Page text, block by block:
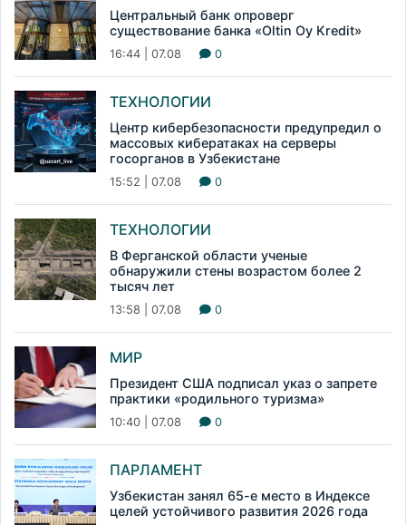
Центральный банк опроверг
существование банка «Oltin Oy Kredit»
16:44 | 07.08 0
ТЕХНОЛОГИИ
Центр кибербезопасности предупредил о
массовых кибератаках на серверы
госорганов в Узбекистане
15:52 | 07.08 0
ТЕХНОЛОГИИ
В Ферганской области ученые
обнаружили стены возрастом более 2
тысяч лет
13:58 | 07.08 0
МИР
Президент США подписал указ о запрете
практики «родильного туризма»
10:40 | 07.08 0
ПАРЛАМЕНТ
Узбекистан занял 65-е место в Индексе
целей устойчивого развития 2026 года